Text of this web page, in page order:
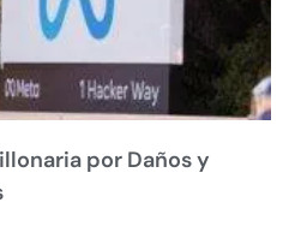
por Daños y